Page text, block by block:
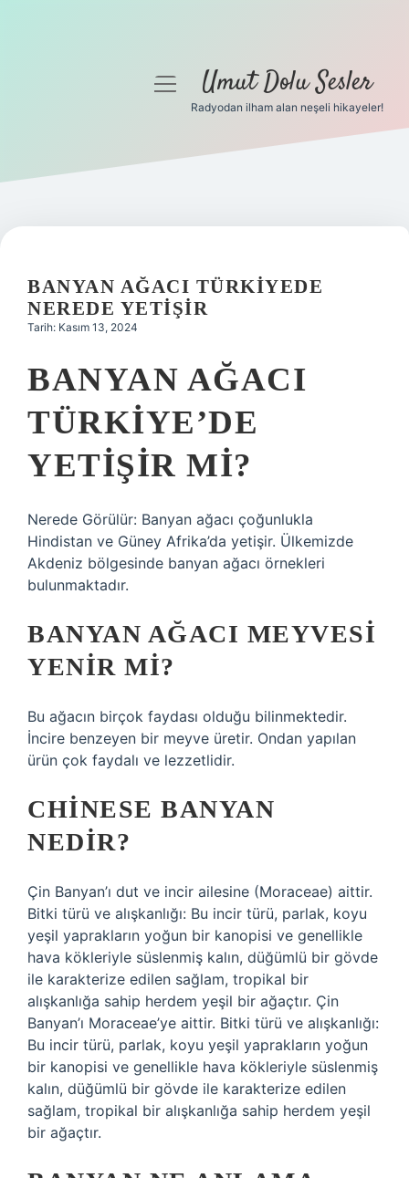
Gizlilik Politikası
Yasal Uyarı
menüyüUmut Dolu Sesler
Radyodan ilham alan neşeli hikayeler!
BANYAN AĞACI TÜRKIYEDE
NEREDE YETIŞIR
Tarih: Kasım 13, 2024
BANYAN AĞACI
TÜRKIYE’DE
YETIŞIR MI?
Nerede Görülür: Banyan ağacı çoğunlukla
Hindistan ve Güney Afrika’da yetişir. Ülkemizde
Akdeniz bölgesinde banyan ağacı örnekleri
bulunmaktadır.
BANYAN AĞACI MEYVESI
YENIR MI?
Bu ağacın birçok faydası olduğu bilinmektedir.
İncire benzeyen bir meyve üretir. Ondan yapılan
ürün çok faydalı ve lezzetlidir.
CHINESE BANYAN
NEDIR?
Çin Banyan’ı dut ve incir ailesine (Moraceae) aittir.
Bitki türü ve alışkanlığı: Bu incir türü, parlak, koyu
yeşil yaprakların yoğun bir kanopisi ve genellikle
hava kökleriyle süslenmiş kalın, düğümlü bir gövde
ile karakterize edilen sağlam, tropikal bir
alışkanlığa sahip herdem yeşil bir ağaçtır. Çin
Banyan’ı Moraceae’ye aittir. Bitki türü ve alışkanlığı:
Bu incir türü, parlak, koyu yeşil yaprakların yoğun
bir kanopisi ve genellikle hava kökleriyle süslenmiş
kalın, düğümlü bir gövde ile karakterize edilen
sağlam, tropikal bir alışkanlığa sahip herdem yeşil
bir ağaçtır.